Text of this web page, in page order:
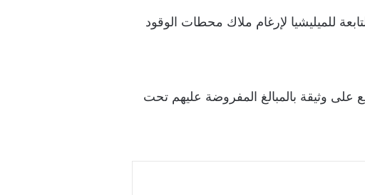
للميليشيا لإرغام ملاك محطات الوقود
على وثيقة بالمبالغ المفروضة عليهم تحت